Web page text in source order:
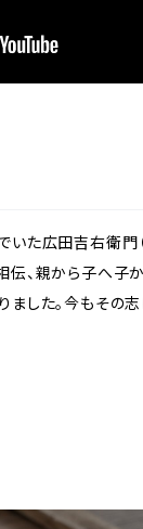
いた広田吉右衛
伝、親から子へ子
した。今もその